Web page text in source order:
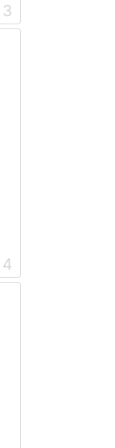
3
4